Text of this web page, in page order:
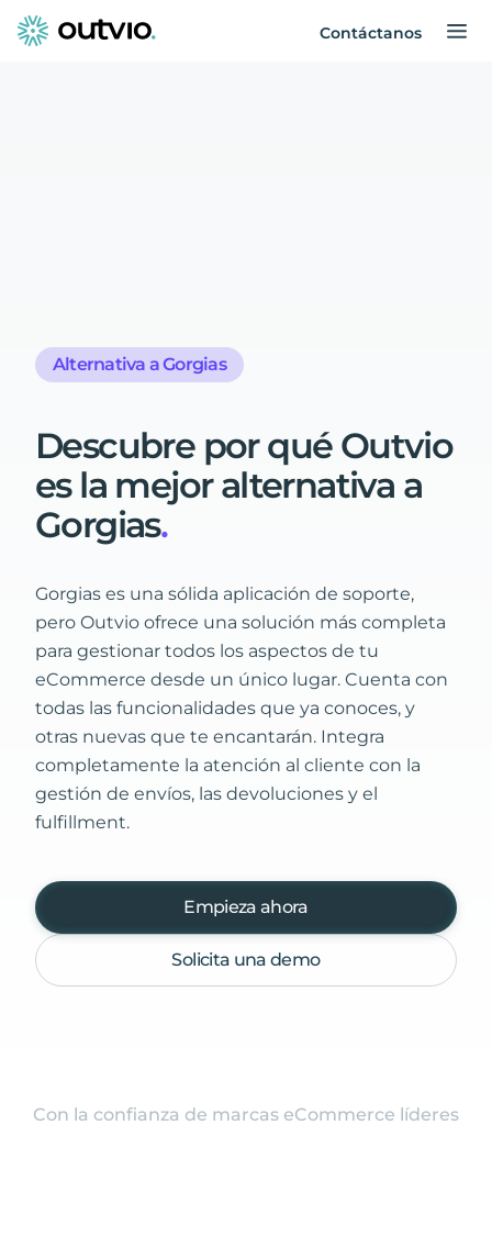
Contáctanos
Alternativa a Gorgias
Descubre por qué Outvio
es la mejor alternativa a
Gorgias.
Gorgias es una sólida aplicación de soporte,
pero Outvio ofrece una solución más completa
para gestionar todos los aspectos de tu
eCommerce desde un único lugar. Cuenta con
todas las funcionalidades que ya conoces, y
otras nuevas que te encantarán. Integra
completamente la atención al cliente con la
gestión de envíos, las devoluciones y el
fulfillment.
Empieza ahora
Solicita una demo
Con la confianza de marcas eCommerce líderes